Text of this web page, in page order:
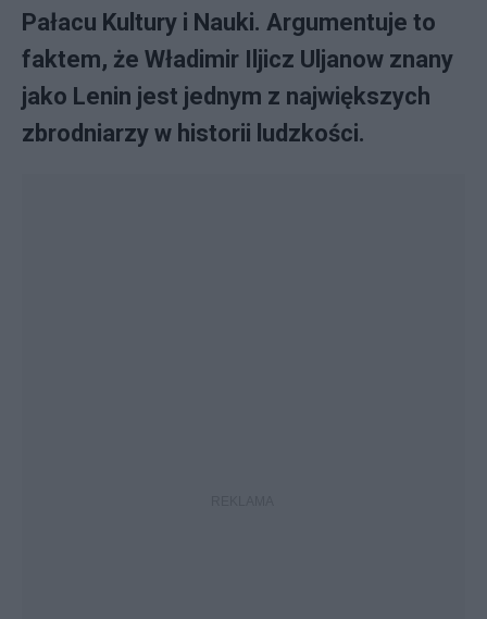
Pałacu Kultury i Nauki. Argumentuje to
faktem, że Władimir Iljicz Uljanow znany
jako Lenin jest jednym z największych
zbrodniarzy w historii ludzkości.